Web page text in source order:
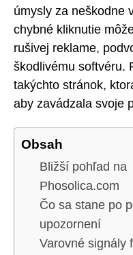
úmysly za neškodne
chybné kliknutie
rušivej reklame,
škodlivému softvéru.
takýchto stránok,
aby zavádzala svoje
Obsah
Bližší pohľad na
Phosolica.com
Čo sa stane po
upozornení
Varovné signály